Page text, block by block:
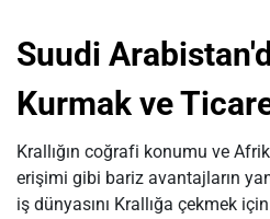
Suudi
Kurmak ve
Krallığın coğrafi konumu ve
erişimi gibi bariz avantajların
iş dünyasını Krallığa çekmek